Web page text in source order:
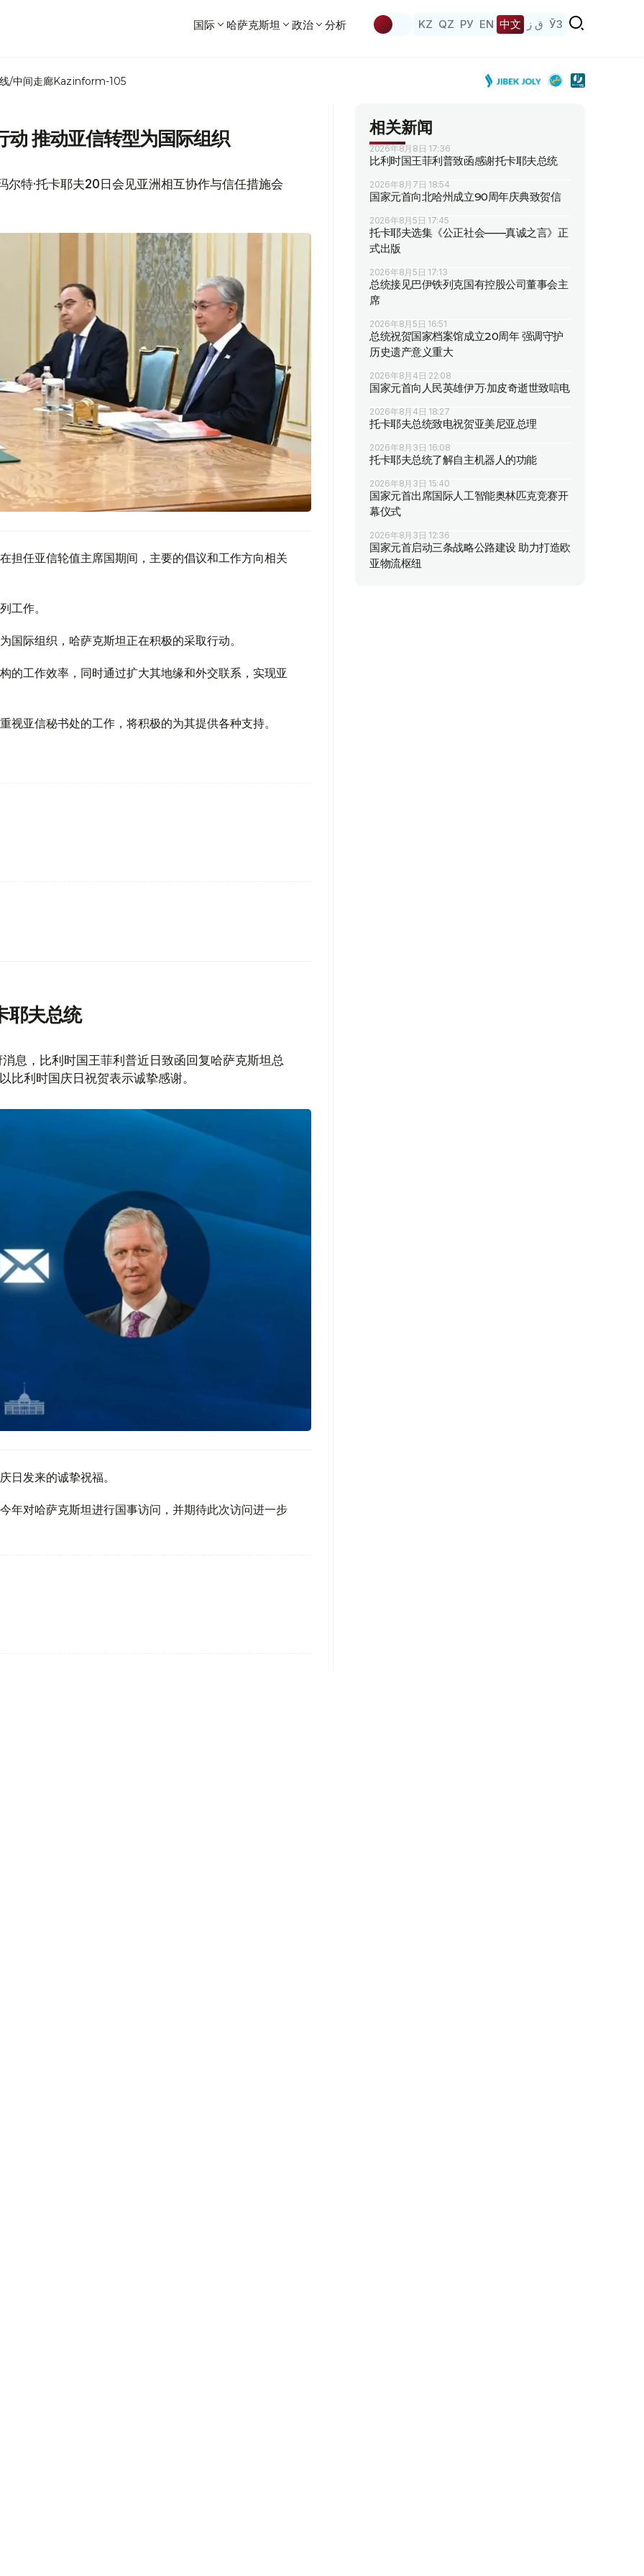
国际 哈萨克斯坦 政治 分析 KZ QZ РУ EN 中文 ق ز ЎЗ
/中间走廊Kazinform-105
推动亚信转型为国际组织
尔特·托卡耶夫20日会见亚洲相互协作与信任措施会
担任亚信轮值主席国期间，主要的倡议和工作方向相关
工作。
国际组织，哈萨克斯坦正在积极的采取行动。
的工作效率，同时通过扩大其地缘和外交联系，实现亚
亚信秘书处的工作，将积极的为其提供各种支持。
耶夫总统
息，比利时国王菲利普近日致函回复哈萨克斯坦总
比利时国庆日祝贺表示诚挚感谢。
日发来的诚挚祝福。
年对哈萨克斯坦进行国事访问，并期待此次访问进一步
相关新闻
2026年8月8日 17:36
比利时国王菲利普致函感谢托卡耶夫总统
2026年8月7日 18:54
国家元首向北哈州成立90周年庆典致贺信
2026年8月5日 17:45
托卡耶夫选集《公正社会——真诚之言》正
式出版
2026年8月5日 17:13
总统接见巴伊铁列克国有控股公司董事会主
席
2026年8月5日 16:51
总统祝贺国家档案馆成立20周年 强调守护
历史遗产意义重大
2026年8月4日 22:08
国家元首向人民英雄伊万·加皮奇逝世致唁电
2026年8月4日 18:27
托卡耶夫总统致电祝贺亚美尼亚总理
2026年8月3日 16:08
托卡耶夫总统了解自主机器人的功能
2026年8月3日 15:40
国家元首出席国际人工智能奥林匹克竞赛开
幕仪式
2026年8月3日 12:36
国家元首启动三条战略公路建设 助力打造欧
亚物流枢纽